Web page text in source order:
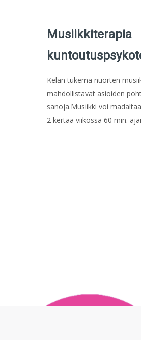
Musiikkiterapia
Kelan tukema nuorten
mahdollistavat asioiden
sanoja.Musiikki voi
2 kertaa viikossa 60 min.